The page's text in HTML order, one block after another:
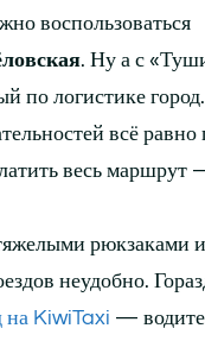
воспользоваться
. Ну а с
по логистике
всё равно
весь маршрут
рюкзаками
неудобно.
на KiwiTaxi —